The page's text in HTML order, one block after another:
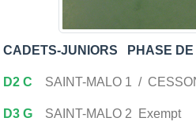
CADETS-JUNIORS PHASE DE
D2 C SAINT-MALO 1 /
D3 G SAINT-MALO 2 Exempt